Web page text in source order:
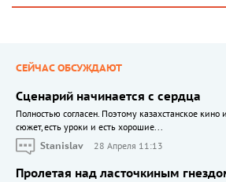
СЕЙЧАС ОБСУЖДАЮТ
Сценарий начинается с сердца
Полностью согласен. Поэтому казахстанское кино
сюжет, есть уроки и есть хорошие...
Stanislav
28 Апреля 11:13
Пролетая над ласточкиным